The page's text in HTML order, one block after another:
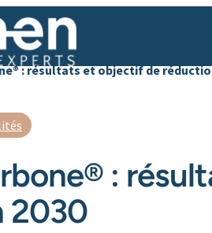
: résultats et objectif de
:
2030